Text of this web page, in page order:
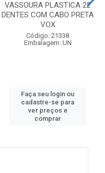
VASSOURA PLASTICA 22
DENTES COM CABO PRETA
VOX
Código: 21338
Embalagem: UN
Faça seu login ou
cadastre-se para
ver preços e
comprar